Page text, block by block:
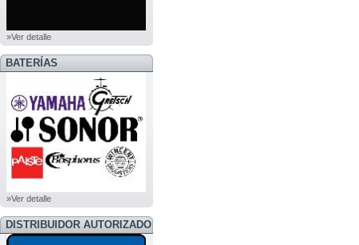
»Ver detalle
BATERÍAS
»Ver detalle
DISTRIBUIDOR AUTORIZADO
BOSS